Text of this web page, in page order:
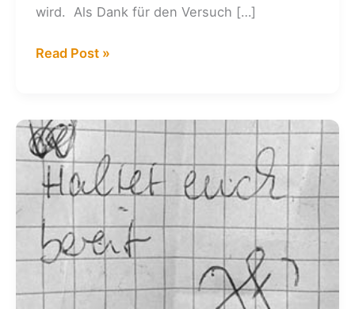
wird. Als Dank für den Versuch […]
Kalender:
19.
09.
2015
Read Post »